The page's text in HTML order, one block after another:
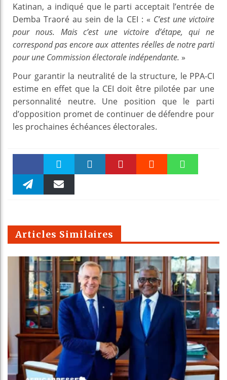
Katinan, a indiqué que le parti acceptait l’entrée de
Demba Traoré au sein de la CEI : « C’est une victoire
pour nous. Mais c’est une victoire d’étape, qui ne
correspond pas encore aux attentes réelles de notre parti
pour une Commission électorale indépendante. »
Pour garantir la neutralité de la structure, le PPA-CI
estime en effet que la CEI doit être pilotée par une
personnalité neutre. Une position que le parti
d’opposition promet de continuer de défendre pour
les prochaines échéances électorales.
Faceboo Twitter
m
Articles Similaires